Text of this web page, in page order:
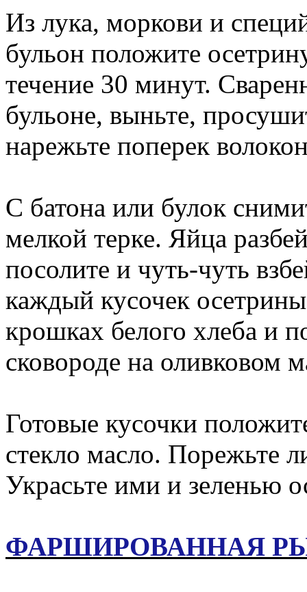
Из лука, моркови и
бульон положите
течение 30 минут.
бульоне, выньте,
нарежьте поперек
С батона или булок
мелкой терке. Яйца
посолите и чуть-чуть
каждый кусочек
крошках белого хлеба и
сковороде на оливковом
Готовые кусочки
стекло масло. Порежьте
Украсьте ими и зеленью
ФАРШИРОВАННАЯ